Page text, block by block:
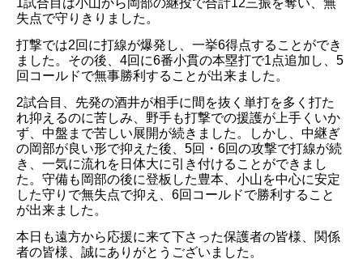
1試合目は小山から岡部の継投で合計12三振を奪い、無
失点で守りきりました。
打撃では2回に打線が爆発し、一挙6得点することができ
ました。その後、4回に6番小貫の本塁打で1点追加し、5
回コールドで無事勝利することが出来ました。
2試合目、先発の酒井が相手に間を抜く単打を多く打た
れ抑えるのに苦しみ、野手も打撃での援護が上手くいか
ず、中盤まで苦しい展開が続きました。しかし、中継ぎ
の岡部が良い形で抑えた後、5回・6回の攻撃で打線が続
き、一気に流れを日体大に引き付けることができまし
た。守備も岡部の後に登板した豊本、小山を中心に安定
した守りで無失点で抑え、6回コールドで勝利すること
が出来ました。
本日も遠方から応援に来て下さった保護者の皆様、関係
者の皆様、誠にありがとうございました。